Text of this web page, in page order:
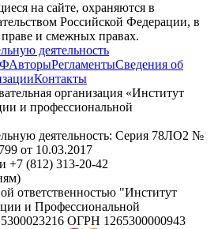
на сайте, охраняются в
Российской Федерации, в
и смежных правах.
деятельность
АвторыРегламентыСведения об
Контакты
организация «Институт
и профессиональной
деятельность: Серия 78ЛО2 №
от 10.03.2017
+7 (812) 313-20-42
ответственностью "Институт
и Профессиональной
ОГРН 1265300000943